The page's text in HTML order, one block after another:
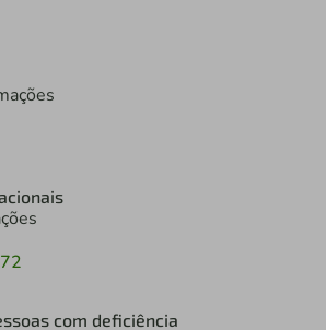
com deficiência